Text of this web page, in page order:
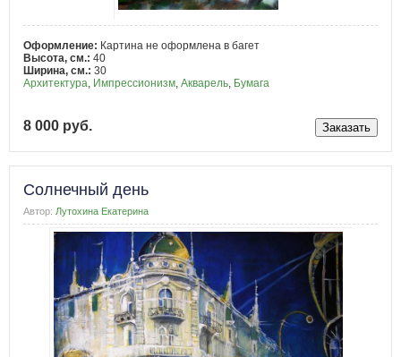
Оформление: Картина не оформлена в багет
Высота, см.: 40
Ширина, см.: 30
Архитектура, Импрессионизм, Акварель, Бумага
8 000 руб.
Солнечный день
Автор: Лутохина Екатерина